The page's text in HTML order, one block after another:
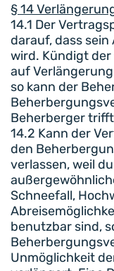
§ 14
14.1 Der
darauf, dass
wird. Kündigt
auf
so kann der
Beherberger
14.2 Kann der
den
verlassen, weil
Schneefall,
benutzbar sind,
Unmöglichkeit